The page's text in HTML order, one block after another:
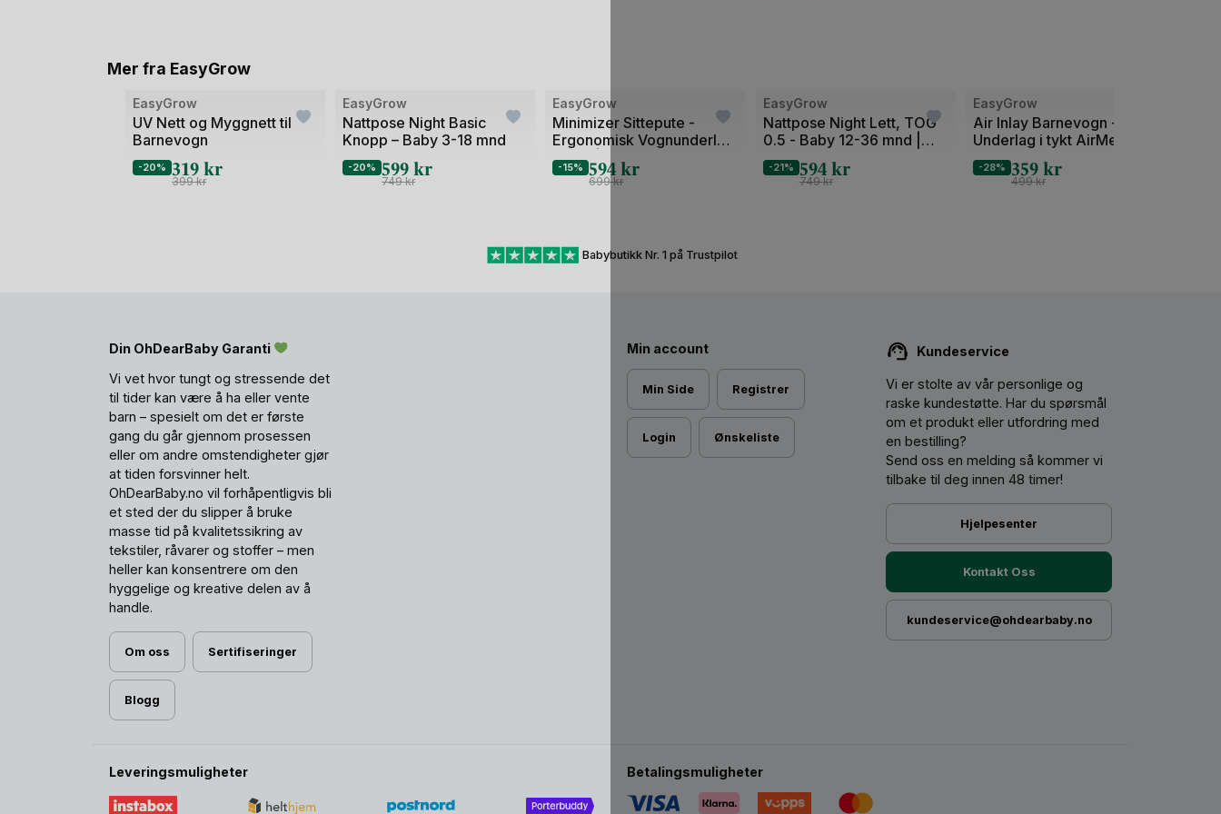
Mer fra EasyGrow
Bilde
av
EasyGrow
UV Nett og Myggnett til
Barnevogn
-20% 319kr
399kr
Bilde
av
2
EasyGrow
Nattpose Night Basic
Knopp – Baby 3-18 mnd
-20% 599kr
749kr
Bilde
av
2
EasyGrow
Minimizer Sittepute -
Ergonomisk Vognunderlag
0-4år | NY 2024
-15% 594kr
699kr
Bilde
av
EasyGrow
Nattpose Night Lett, TOG
0.5 - Baby 12-36 mnd |
Vår/Sommer
-21% 594kr
749kr
Bilde
av
EasyGrow
Air Inlay Barnevogn -
Underlag i tykt AirMesh-
skum
-28% 359kr
499kr
Babybutikk Nr. 1 på Trustpilot
Din OhDearBaby Garanti
Vi vet hvor tungt og stressende det
til tider kan være å ha eller vente
barn – spesielt om det er første
gang du går gjennom prosessen
eller om andre omstendigheter gjør
at tiden forsvinner helt.
OhDearBaby.no vil forhåpentligvis bli
et sted der du slipper å bruke
masse tid på kvalitetssikring av
tekstiler, råvarer og stoffer – men
heller kan konsentrere om den
hyggelige og kreative delen av å
handle.
Om oss Sertifiseringer
Blogg
Min account
Min Side Registrer
Login Ønskeliste
Kundeservice
Vi er stolte av vår personlige og
raske kundestøtte. Har du spørsmål
om et produkt eller utfordring med
en bestilling?
Send oss ​​en melding så kommer vi
tilbake til deg innen 48 timer!
Hjelpesenter
Kontakt Oss
kundeservice@ohdearbaby.no
Leveringsmuligheter Betalingsmuligheter